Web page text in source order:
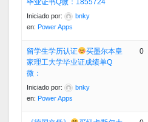
毕业证书Q微：1855724
Iniciado por:
bnky
en: Power Apps
留学生学历认证
买墨尔本皇
家理工大学毕业证成绩单Q
微：
Iniciado por:
bnky
en: Power Apps
0